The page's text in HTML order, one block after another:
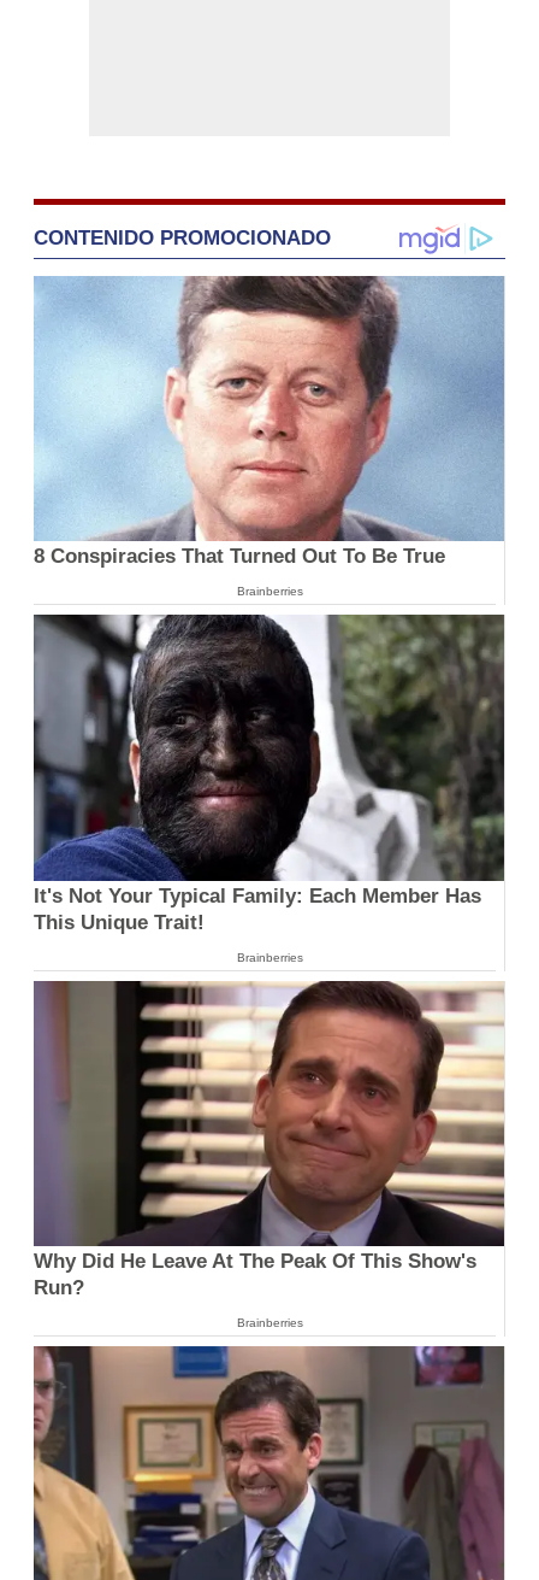
CONTENIDO PROMOCIONADO
8 Conspiracies That Turned Out To Be True
Brainberries
It's Not Your Typical Family: Each Member Has
This Unique Trait!
Brainberries
Why Did He Leave At The Peak Of This Show's
Run?
Brainberries